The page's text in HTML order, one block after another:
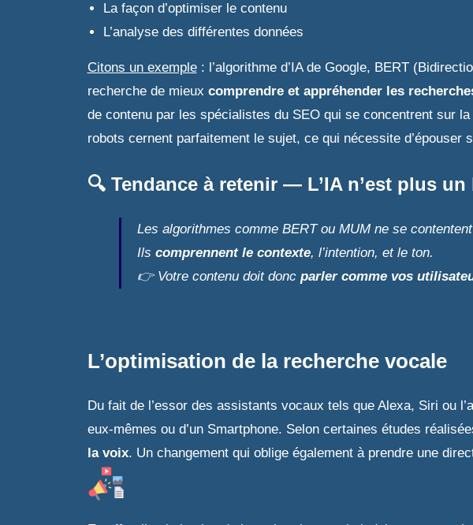
La façon d’optimiser le contenu
L’analyse des différentes données
Citons un exemple: l’algorithme d’IA de Google, BERT
recherche de mieux comprendre et appréhender les
de contenu par les spécialistes du SEO qui se concentrent sur
robots cernent parfaitement le sujet, ce qui nécessite d’épouser
🔍 Tendance à retenir — L’IA n’est plus
Les algorithmes comme BERT ou MUM ne se
Ils comprennent le contexte, l’intention, et le ton.
👉 Votre contenu doit donc parler comme vos
L’optimisation de la recherche vocale
Du fait de l’essor des assistants vocaux tels que Alexa, Siri ou
eux-mêmes ou d’un Smartphone. Selon certaines études
la voix. Un changement qui oblige également à prendre une